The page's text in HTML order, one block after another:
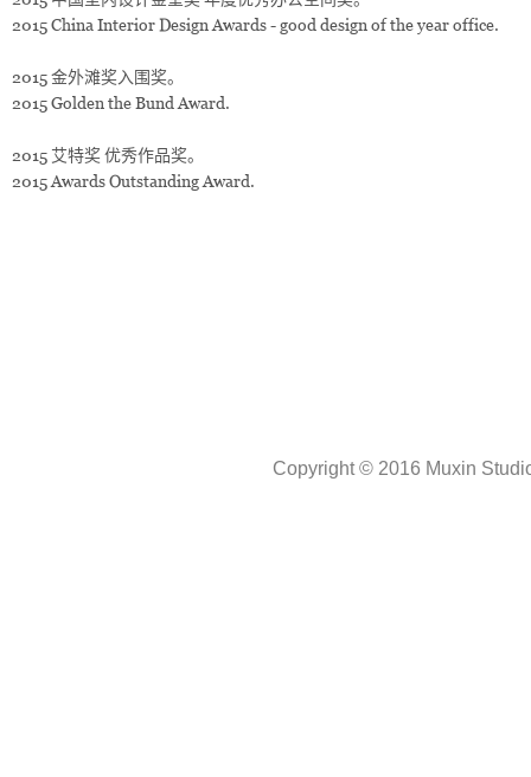
2015 China Interior Design Awards - good design of the year office.
2015 金外滩奖入围奖。
2015 Golden the Bund Award.
2015 艾特奖 优秀作品奖。
2015 Awards Outstanding Award.
Copyright © 2016 Muxin